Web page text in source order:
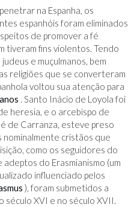
na Espanha, os
espanhóis foram eliminados
de promover a fé
tiveram fins violentos. Tendo
e muçulmanos, bem
religiões que se converteram
voltou sua atenção para
. Santo Inácio de Loyola foi
heresia, e o arcebispo de
de Carranza, esteve preso
nominalmente cristãos que
como os seguidores do
do Erasmianismo (um
influenciado pelos
), foram submetidos a
século XVI e no século XVII.